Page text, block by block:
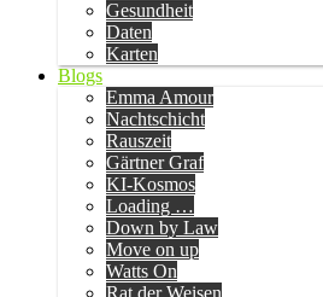
Gesundheit
Daten
Karten
Blogs
Emma Amour
Nachtschicht
Rauszeit
Gärtner Graf
KI-Kosmos
Loading …
Down by Law
Move on up
Watts On
Rat der Weisen